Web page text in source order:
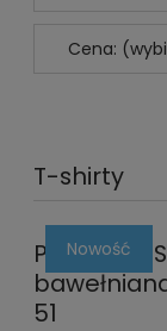
Cena:
T-shirty
Puma ESS
51
Nowość